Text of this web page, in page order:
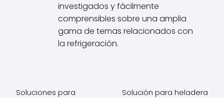
investigados y fácilmente
comprensibles sobre una amplia
gama de temas relacionados con
la refrigeración.
Soluciones para
Solución para heladera